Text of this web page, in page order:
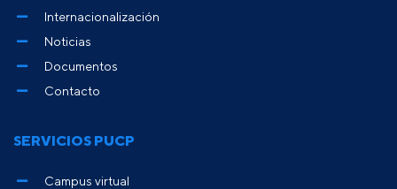
Internacionalización
Noticias
Documentos
Contacto
SERVICIOS PUCP
Campus virtual